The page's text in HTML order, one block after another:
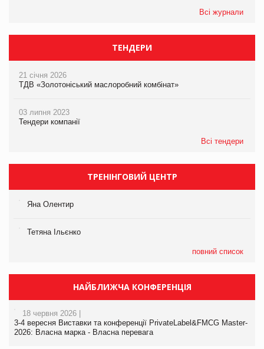
Всі журнали
ТЕНДЕРИ
21 січня 2026
ТДВ «Золотоніський маслоробний комбінат»
03 липня 2023
Тендери компанії
Всі тендери
ТРЕНІНГОВИЙ ЦЕНТР
Яна Олентир
Тетяна Ільєнко
повний список
НАЙБЛИЖЧА КОНФЕРЕНЦІЯ
18 червня 2026 |
3-4 вересня Виставки та конференції PrivateLabel&FMCG Master-
2026: Власна марка - Власна перевага